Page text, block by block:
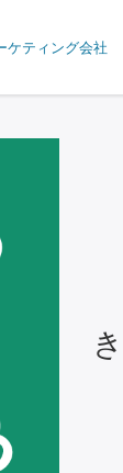
ケティング会社